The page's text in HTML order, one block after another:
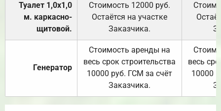
Туалет 1,0х1,0
м. каркасно-
щитовой.
Стоимость 12000 руб.
Остаётся на участке
Заказчика.
Генератор
Стоимость аренды на
весь срок строительства
10000 руб. ГСМ за счёт
Заказчика.
весь
10000